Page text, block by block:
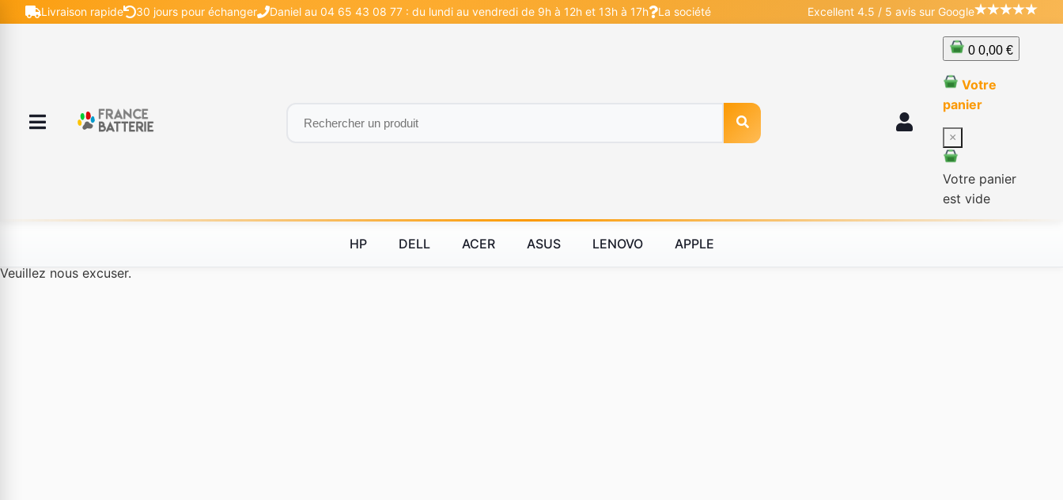
Livraison rapide 30 jours pour échanger Daniel au 04 65 43 08 77 : du lundi au vendredi de 9h à 12h et 13h à 17h La société Excellent 4.5 / 5 avis sur Google
0 0,00 €
Votre
panier
×
Votre panier
est vide
HP DELL ACER ASUS LENOVO APPLE
Veuillez nous excuser.